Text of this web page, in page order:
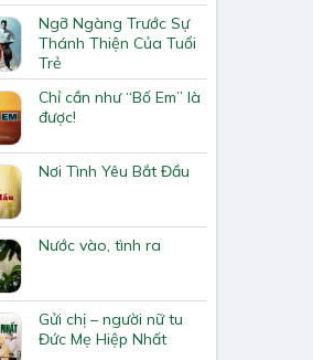
Ngỡ Ngàng Trước Sự
Thánh Thiện Của Tuổi
Trẻ
Chỉ cần như “Bố Em” là
được!
Nơi Tình Yêu Bắt Đầu
Nước vào, tình ra
Gửi chị – người nữ tu
Đức Mẹ Hiệp Nhất